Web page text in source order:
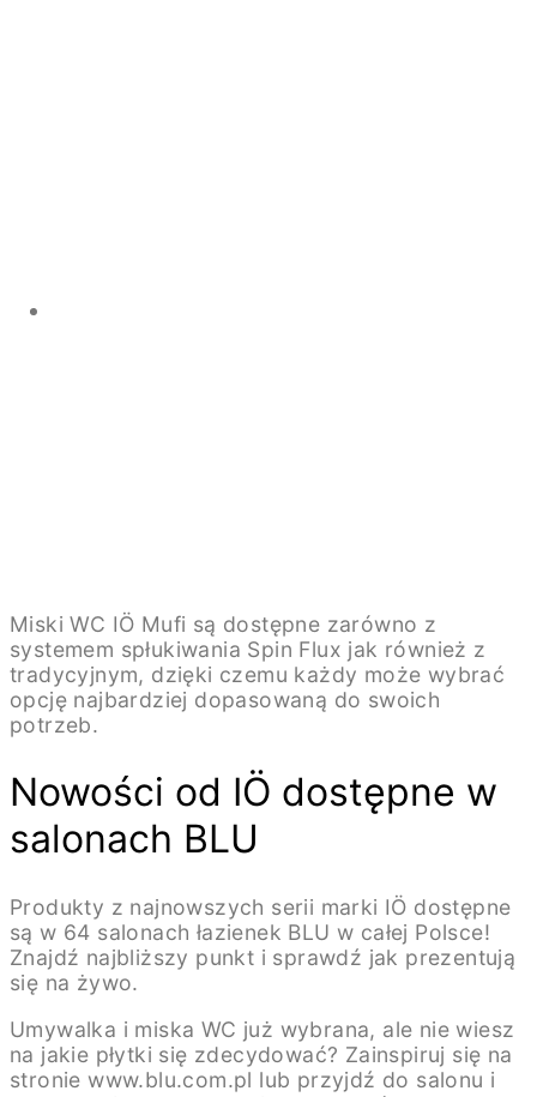
Miski WC IÖ Mufi są dostępne zarówno z
systemem spłukiwania Spin Flux jak również z
tradycyjnym, dzięki czemu każdy może wybrać
opcję najbardziej dopasowaną do swoich
potrzeb.
Nowości od IÖ dostępne w
salonach BLU
Produkty z najnowszych serii marki IÖ dostępne
są w 64 salonach łazienek BLU w całej Polsce!
Znajdź najbliższy punkt i sprawdź jak prezentują
się na żywo.
Umywalka i miska WC już wybrana, ale nie wiesz
na jakie płytki się zdecydować? Zainspiruj się na
stronie www.blu.com.pl lub przyjdź do salonu i